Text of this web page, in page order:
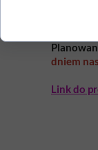
dniem
Link do